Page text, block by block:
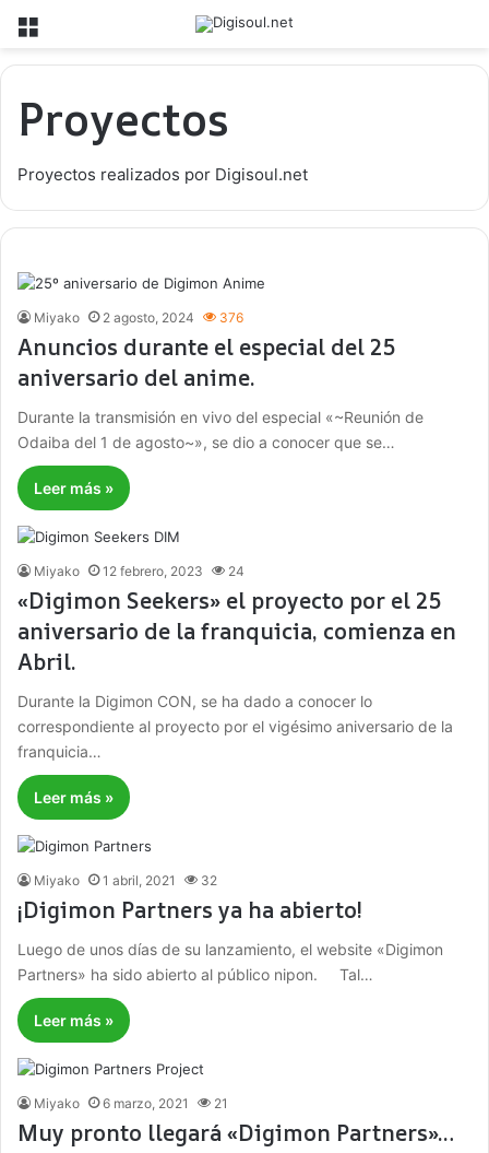
Menú
Proyectos
Proyectos realizados por Digisoul.net
Miyako 2 agosto, 2024 376
Anuncios durante el especial del 25
aniversario del anime.
Durante la transmisión en vivo del especial «~Reunión de
Odaiba del 1 de agosto~», se dio a conocer que se…
Leer más »
Miyako 12 febrero, 2023 24
«Digimon Seekers» el proyecto por el 25
aniversario de la franquicia, comienza en
Abril.
Durante la Digimon CON, se ha dado a conocer lo
correspondiente al proyecto por el vigésimo aniversario de la
franquicia…
Leer más »
Miyako 1 abril, 2021 32
¡Digimon Partners ya ha abierto!
Luego de unos días de su lanzamiento, el website «Digimon
Partners» ha sido abierto al público nipon. Tal…
Leer más »
Miyako 6 marzo, 2021 21
Muy pronto llegará «Digimon Partners»…